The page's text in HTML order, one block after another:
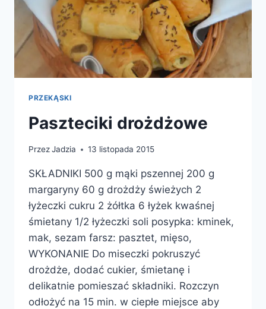
PRZEKĄSKI
Paszteciki drożdżowe
PrzezJadzia 13 listopada 2015
SKŁADNIKI 500 g mąki pszennej 200 g
margaryny 60 g drożdży świeżych 2
łyżeczki cukru 2 żółtka 6 łyżek kwaśnej
śmietany 1/2 łyżeczki soli posypka: kminek,
mak, sezam farsz: pasztet, mięso,
WYKONANIE Do miseczki pokruszyć
drożdże, dodać cukier, śmietanę i
delikatnie pomieszać składniki. Rozczyn
odłożyć na 15 min. w ciepłe miejsce aby